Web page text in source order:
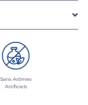
Sans Arômes
Artificiels